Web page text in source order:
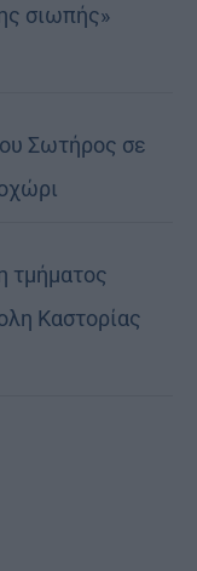
σιωπής»
Σωτήρος σε
τμήματος
Καστορίας